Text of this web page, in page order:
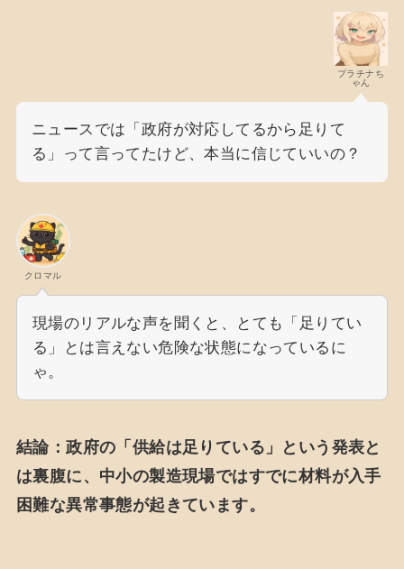
プラチナち
ゃん
ニュースでは「政府が対応してるから足りて
る」って言ってたけど、本当に信じていいの？
クロマル
現場のリアルな声を聞くと、とても「足りてい
る」とは言えない危険な状態になっているに
ゃ。
結論：政府の「供給は足りている」という発表と
は裏腹に、中小の製造現場ではすでに材料が入手
困難な異常事態が起きています。